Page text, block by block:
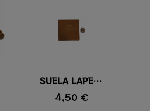
Vista rápidaSUELA LAPERTI PARA SALTO Y SAQUE
4,50 €